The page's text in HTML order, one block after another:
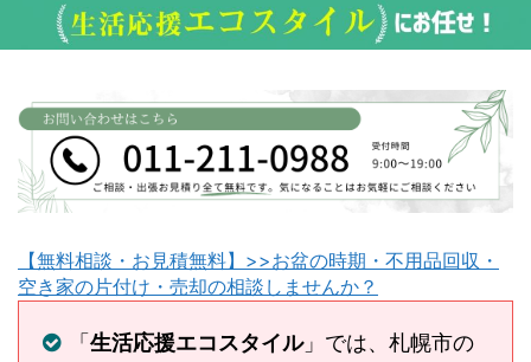
【無料相談・お見積無料】>>お盆の時期・不用品回収・
空き家の片付け・売却の相談しませんか？
「 生活応援エコスタイル」では、札幌市の